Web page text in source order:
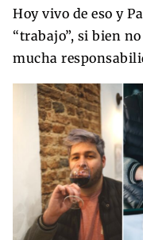
Hoy vivo de eso y
“trabajo”, si bien
mucha